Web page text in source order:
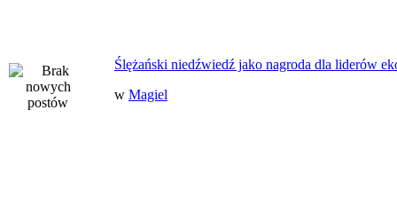
Ślężański niedźwiedź jako nagroda dla liderów
w Magiel